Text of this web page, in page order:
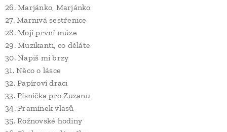
26. Marjánko, Marjánko
27. Marnivá sestřenice
28. Mojí první múze
29. Muzikanti, co děláte
30. Napiš mi brzy
31. Něco o lásce
32. Papíroví draci
33. Písnička pro Zuzanu
34. Pramínek vlasů
35. Rožnovské hodiny